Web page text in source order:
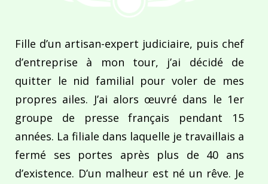
Fille d’un artisan-expert judiciaire, puis chef
d’entreprise à mon tour, j’ai décidé de
quitter le nid familial pour voler de mes
propres ailes. J’ai alors œuvré dans le 1er
groupe de presse français pendant 15
années. La filiale dans laquelle je travaillais a
fermé ses portes après plus de 40 ans
d’existence. D’un malheur est né un rêve. Je